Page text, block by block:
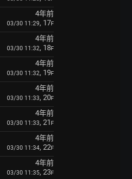
4年前
03/30 11:29, 17F
4年前
03/30 11:32, 18F
4年前
03/30 11:32, 19F
4年前
03/30 11:33, 20F
4年前
03/30 11:33, 21 F
4年前
03/30 11:34, 22F
4年前
03/30 11:35, 23F